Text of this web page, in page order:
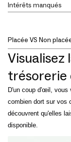
Intérêts manqués
Placée VS Non
trésorerie
D'un coup d'œil, vous
combien dort sur vos
découvrent qu'elles
disponible.